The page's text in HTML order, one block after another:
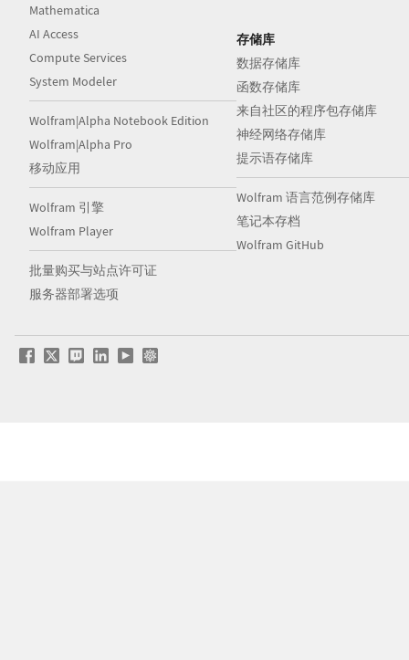
Mathematica
AI Access
Compute Services
System Modeler
Wolfram|Alpha Notebook Edition
Wolfram|Alpha Pro
移动应用
Wolfram 引擎
Wolfram Player
批量购买与站点许可证
服务器部署选项
存储库
数据存储库
函数存储库
来自社区的程序包存储库
神经网络存储库
提示语存储库
Wolfram 语言范例存储库
笔记本存档
Wolfram GitHub